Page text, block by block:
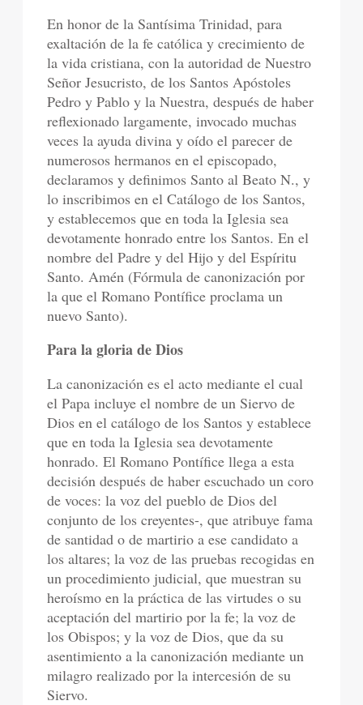
En honor de la Santísima Trinidad, para
exaltación de la fe católica y crecimiento de
la vida cristiana, con la autoridad de Nuestro
Señor Jesucristo, de los Santos Apóstoles
Pedro y Pablo y la Nuestra, después de haber
reflexionado largamente, invocado muchas
veces la ayuda divina y oído el parecer de
numerosos hermanos en el episcopado,
declaramos y definimos Santo al Beato N., y
lo inscribimos en el Catálogo de los Santos,
y establecemos que en toda la Iglesia sea
devotamente honrado entre los Santos. En el
nombre del Padre y del Hijo y del Espíritu
Santo. Amén (Fórmula de canonización por
la que el Romano Pontífice proclama un
nuevo Santo).
Para la gloria de Dios
La canonización es el acto mediante el cual
el Papa incluye el nombre de un Siervo de
Dios en el catálogo de los Santos y establece
que en toda la Iglesia sea devotamente
honrado. El Romano Pontífice llega a esta
decisión después de haber escuchado un coro
de voces: la voz del pueblo de Dios del
conjunto de los creyentes-, que atribuye fama
de santidad o de martirio a ese candidato a
los altares; la voz de las pruebas recogidas en
un procedimiento judicial, que muestran su
heroísmo en la práctica de las virtudes o su
aceptación del martirio por la fe; la voz de
los Obispos; y la voz de Dios, que da su
asentimiento a la canonización mediante un
milagro realizado por la intercesión de su
Siervo.